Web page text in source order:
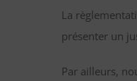
La
présenter un
Par ailleurs,